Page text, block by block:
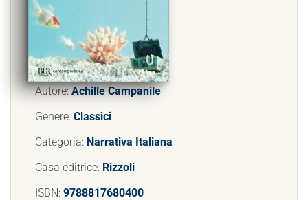
Autore:Achille Campanile
Genere: Classici
Categoria: Narrativa Italiana
Casa editrice: Rizzoli
ISBN: 9788817680400